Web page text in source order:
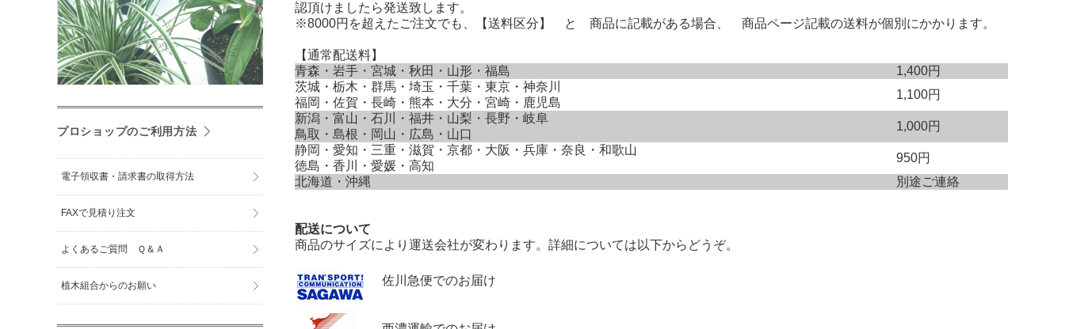
認頂けましたら発送致します。
※8000円を超えたご注文でも、【送料区分】 と 商品に記載がある場合、 商品ページ記載の送料が個別にかかります。
【通常配送料】
青森・岩手・宮城・秋田・山形・福島
1,400円
茨城・栃木・群馬・埼玉・千葉・東京・神奈川
1,100円
福岡・佐賀・長崎・熊本・大分・宮崎・鹿児島
新潟・富山・石川・福井・山梨・長野・岐阜
1,000円
鳥取・島根・岡山・広島・山口
静岡・愛知・三重・滋賀・京都・大阪・兵庫・奈良・和歌山
950円
徳島・香川・愛媛・高知
北海道・沖縄
別途ご連絡
配送について
商品のサイズにより運送会社が変わります。詳細については以下からどうぞ。
佐川急便でのお届け
プロショップのご利用方法
電子領収書・請求書の取得方法
FAXで見積り注文
よくあるご質問 Ｑ＆Ａ
植木組合からのお願い